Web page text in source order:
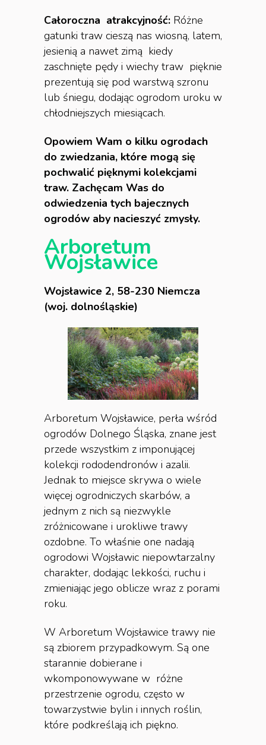
Całoroczna atrakcyjność: Różne
gatunki traw cieszą nas wiosną, latem,
jesienią a nawet zimą kiedy
zaschnięte pędy i wiechy traw pięknie
prezentują się pod warstwą szronu
lub śniegu, dodając ogrodom uroku w
chłodniejszych miesiącach.
Opowiem Wam o kilku ogrodach
do zwiedzania, które mogą się
pochwalić pięknymi kolekcjami
traw. Zachęcam Was do
odwiedzenia tych bajecznych
ogrodów aby nacieszyć zmysły.
Arboretum
Wojsławice
Wojsławice 2, 58-230 Niemcza
(woj. dolnośląskie)
Arboretum Wojsławice, perła wśród
ogrodów Dolnego Śląska, znane jest
przede wszystkim z imponującej
kolekcji rododendronów i azalii.
Jednak to miejsce skrywa o wiele
więcej ogrodniczych skarbów, a
jednym z nich są niezwykle
zróżnicowane i urokliwe trawy
ozdobne. To właśnie one nadają
ogrodowi Wojsławic niepowtarzalny
charakter, dodając lekkości, ruchu i
zmieniając jego oblicze wraz z porami
roku.
W Arboretum Wojsławice trawy nie
są zbiorem przypadkowym. Są one
starannie dobierane i
wkomponowywane w różne
przestrzenie ogrodu, często w
towarzystwie bylin i innych roślin,
które podkreślają ich piękno.